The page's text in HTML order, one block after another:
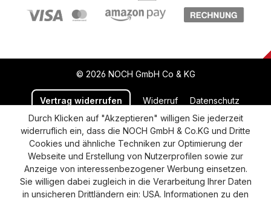
© 2026 NOCH GmbH Co & KG
Vertrag widerrufen Widerruf Datenschutz
Versand und Zahlung AGB
Impressum
Cookie-Einstellungen
Barrierefreiheitserklärung
Durch Klicken auf "Akzeptieren" willigen Sie jederzeit
widerruflich ein, dass die NOCH GmbH & Co.KG und Dritte
Cookies und ähnliche Techniken zur Optimierung der
Webseite und Erstellung von Nutzerprofilen sowie zur
Anzeige von interessenbezogener Werbung einsetzen.
Sie willigen dabei zugleich in die Verarbeitung Ihrer Daten
in unsicheren Drittländern ein: USA. Informationen zu den